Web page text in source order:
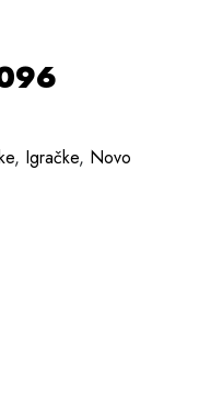
, Igračke, Novo